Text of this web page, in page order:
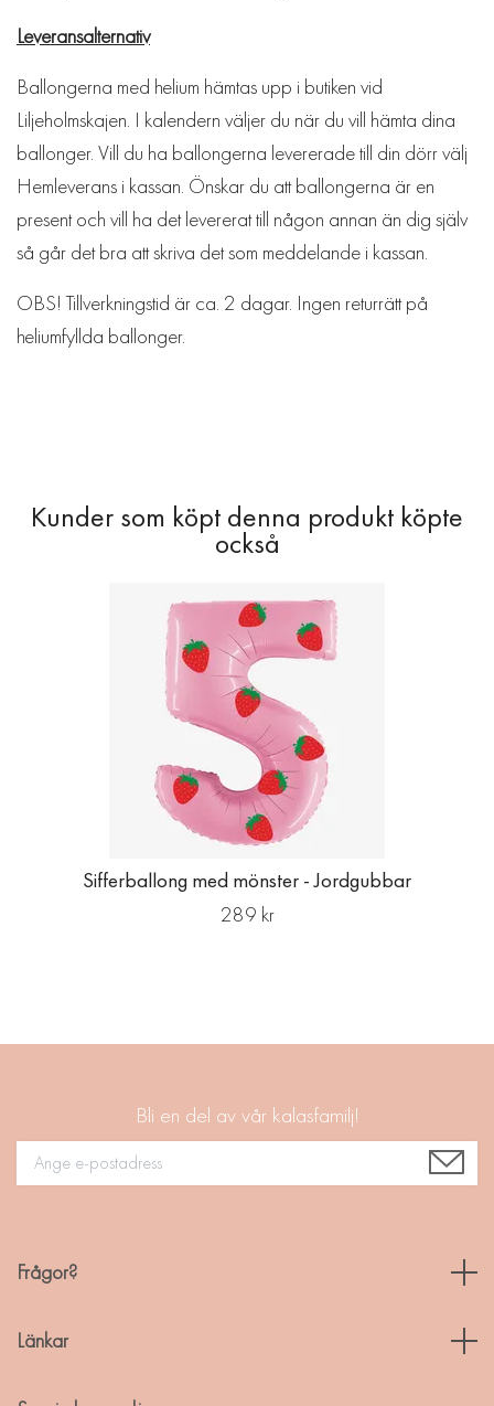
Leveransalternativ
Ballongerna med helium hämtas upp i butiken vid
Liljeholmskajen. I kalendern väljer du när du vill hämta dina
ballonger. Vill du ha ballongerna levererade till din dörr välj
Hemleverans i kassan. Önskar du att ballongerna är en
present och vill ha det levererat till någon annan än dig själv
så går det bra att skriva det som meddelande i kassan.
OBS! Tillverkningstid är ca. 2 dagar. Ingen returrätt på
heliumfyllda ballonger.
Sifferballong med mönster - Jordgubbar
289 kr
Bli en del av vår kalasfamilj!
Frågor?
Länkar